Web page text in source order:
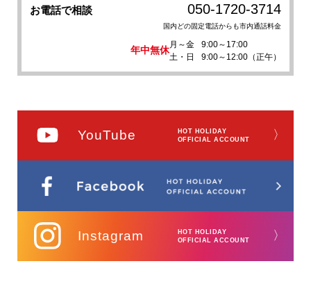
お電話で相談 050-1720-3714
国内どの固定電話からも市内通話料金
年中無休
月～金
9:00～17:00
土・日
9:00～12:00（正午）
YouTube
HOT HOLIDAY
OFFICIAL ACCOUNT
〉
Instagram
HOT HOLIDAY
OFFICIAL ACCOUNT
〉